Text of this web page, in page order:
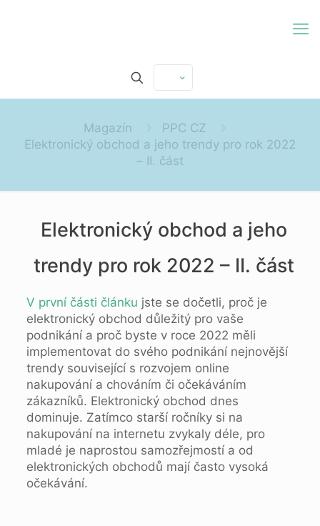
Magazín
PPC CZ
Elektronický obchod a jeho trendy pro rok 2022
– II. část
Elektronický obchod a jeho
trendy pro rok 2022 – II. část
V první části článku jste se dočetli, proč je
elektronický obchod důležitý pro vaše
podnikání a proč byste v roce 2022 měli
implementovat do svého podnikání nejnovější
trendy související s rozvojem online
nakupování a chováním či očekáváním
zákazníků. Elektronický obchod dnes
dominuje. Zatímco starší ročníky si na
nakupování na internetu zvykaly déle, pro
mladé je naprostou samozřejmostí a od
elektronických obchodů mají často vysoká
očekávání.